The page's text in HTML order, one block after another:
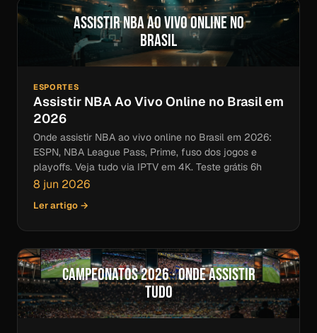
Assistir NBA Ao Vivo Online no
Brasil
ESPORTES
Assistir NBA Ao Vivo Online no Brasil em
2026
Onde assistir NBA ao vivo online no Brasil em 2026:
ESPN, NBA League Pass, Prime, fuso dos jogos e
playoffs. Veja tudo via IPTV em 4K. Teste grátis 6h
8 jun 2026
Ler artigo →
Campeonatos 2026 · Onde Assistir
Tudo